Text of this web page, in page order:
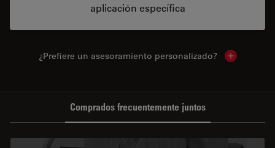
aplicación específica
¿Prefiere un asesoramiento personalizado? Show local
Comprados frecuentemente juntos